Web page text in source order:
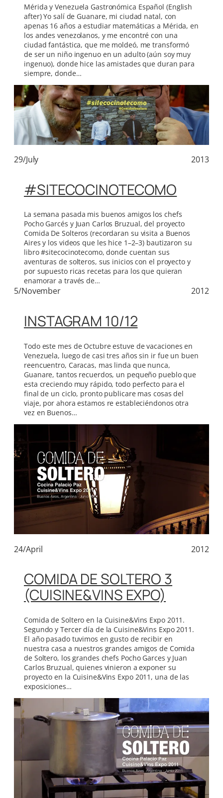
Mérida y Venezuela Gastronómica Español (English
after) Yo salí de Guanare, mi ciudad natal, con
apenas 16 años a estudiar matemáticas a Mérida, en
los andes venezolanos, y me encontré con una
ciudad fantástica, que me moldeó, me transformó
de ser un niño ingenuo en un adulto (aún soy muy
ingenuo), donde hice las amistades que duran para
siempre, donde…
29/July 2013
#SITECOCINOTECOMO
La semana pasada mis buenos amigos los chefs
Pocho Garcés y Juan Carlos Bruzual, del proyecto
Comida De Solteros (recordaran su visita a Buenos
Aires y los videos que les hice 1–2–3) bautizaron su
libro #sitecocinotecomo, donde cuentan sus
aventuras de solteros, sus inicios con el proyecto y
por supuesto ricas recetas para los que quieran
enamorar a través de…
5/November 2012
INSTAGRAM 10/12
Todo este mes de Octubre estuve de vacaciones en
Venezuela, luego de casi tres años sin ir fue un buen
reencuentro, Caracas, mas linda que nunca,
Guanare, tantos recuerdos, un pequeño pueblo que
esta creciendo muy rápido, todo perfecto para el
final de un ciclo, pronto publicare mas cosas del
viaje, por ahora estamos re estableciéndonos otra
vez en Buenos…
24/April 2012
COMIDA DE SOLTERO 3
(CUISINE&VINS EXPO)
Comida de Soltero en la Cuisine&Vins Expo 2011.
Segundo y Tercer día de la Cuisine&Vins Expo 2011.
El año pasado tuvimos en gusto de recibir en
nuestra casa a nuestros grandes amigos de Comida
de Soltero, los grandes chefs Pocho Garces y Juan
Carlos Bruzual, quienes vinieron a exponer su
proyecto en la Cuisine&Vins Expo 2011, una de las
exposiciones…